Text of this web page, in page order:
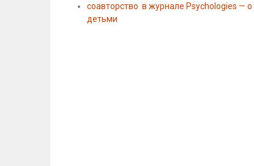
соавторство в журнале Psychologies —
детьми